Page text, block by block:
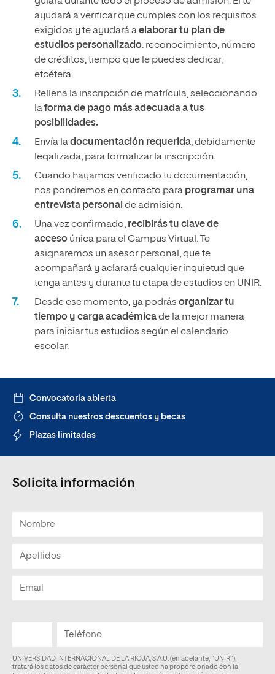
ayudará a verificar que cumples con los requisitos
exigidos y te ayudará aelaborar tu plan de
estudios personalizado: reconocimiento, número
de créditos, tiempo que le puedes dedicar,
etcétera.
Rellena la inscripción de matrícula, seleccionando
laforma de pago más adecuada a tus
posibilidades.
Envía ladocumentación requerida, debidamente
legalizada, para formalizar la inscripción.
Cuando hayamos verificado tu documentación,
nos pondremos en contacto para programar una
entrevista personal de admisión.
Una vez confirmado, recibirás tu clave de
acceso única para el Campus Virtual. Te
asignaremos un asesor personal, que te
acompañará y aclarará cualquier inquietud que
tenga antes y durante tu etapa de estudios en UNIR.
Desde ese momento, ya podrás organizar tu
tiempo y carga académicade la mejor manera
para iniciar tus estudios según el calendario
escolar.
Convocatoria abierta
Consulta nuestros descuentos y becas
Plazas limitadas
Solicita información